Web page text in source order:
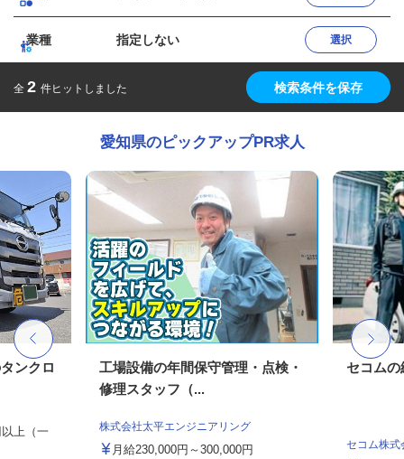
業種 指定しない 選択
全 2 件ヒットしました 検索条件を保存
愛知県のピックアップPR求人
ンクロ
上（一
工場設備の年間保守管理・点検・
修理スタッフ（...
株式会社太平エンジニアリング
月給230,000円～300,000円
セコムの
セコム株式